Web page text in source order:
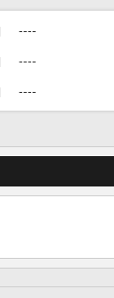
員登録・ログインして
----
----
----